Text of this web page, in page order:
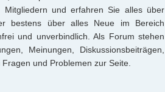
und erfahren Sie alles über
bestens über alles Neue im Bereich
und unverbindlich. Als Forum stehen
Meinungen, Diskussionsbeiträgen,
und Problemen zur Seite.